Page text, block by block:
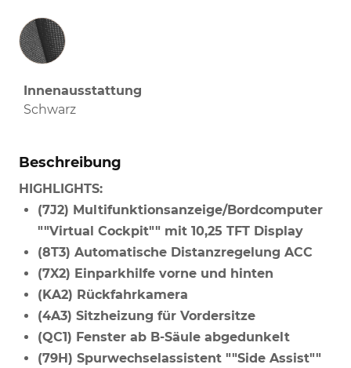
Innenausstattung
Innenausstattung
Schwarz
Beschreibung
HIGHLIGHTS:
(7J2) Multifunktionsanzeige/Bordcomputer
""Virtual Cockpit"" mit 10,25 TFT Display
(8T3) Automatische Distanzregelung ACC
(7X2) Einparkhilfe vorne und hinten
(KA2) Rückfahrkamera
(4A3) Sitzheizung für Vordersitze
(QC1) Fenster ab B-Säule abgedunkelt
(79H) Spurwechselassistent ""Side Assist""